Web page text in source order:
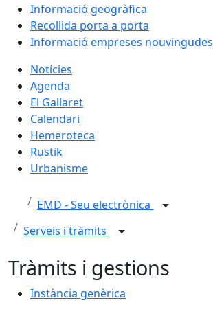
Informació geogràfica
Recollida porta a porta
Informació empreses nouvingudes
Notícies
Agenda
El Gallaret
Calendari
Hemeroteca
Rustik
Urbanisme
EMD - Seu electrònica
Serveis i tràmits
Tràmits i gestions
Instància genèrica